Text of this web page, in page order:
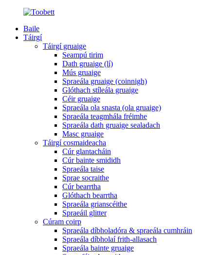
Baile
Táirgí
Táirgí gruaige
Seampú tirim
Dath gruaige (lí)
Mús gruaige
Spraeála gruaige (coinnigh)
Glóthach stíleála gruaige
Céir gruaige
Spraeála ola snasta (ola gruaige)
Spraeála teagmhála fréimhe
Spraeála dath gruaige sealadach
Masc gruaige
Táirgí cosmaideacha
Cúr glantacháin
Cúr bainte smididh
Spraeála taise
Sprae socraithe
Cúr bearrtha
Glóthach bearrtha
Spraeála grianscéithe
Spraeáil glitter
Cúram coirp
Spraeála díbholadóra & spraeála cumhráin
Spraeála díbholaí frith-allasach
Spraeála bainte gruaige